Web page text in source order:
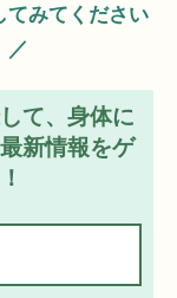
みてください
て、身体に
新情報をゲ